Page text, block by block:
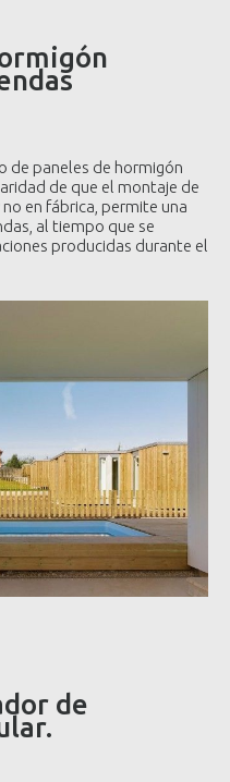
de paneles de hormigón
de que el montaje de
en fábrica, permite una
al tiempo que se
producidas durante el
de